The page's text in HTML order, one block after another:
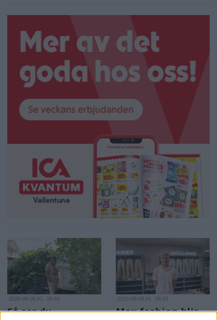
2026-08-06 KL. 08:40
Så ser du
2026-08-06 KL. 08:39
Max fashion blir